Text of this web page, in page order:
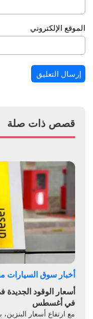
الموقع الإلكتروني
قصص ذات صلة
أخبار سوق السيارات
أسعار الوقود الجديدة
في أغسطس
مع ارتفاع أسعار